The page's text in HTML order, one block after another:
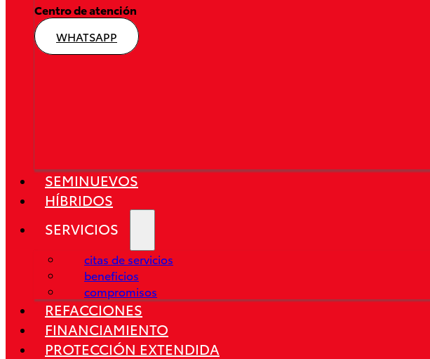
Centro de atención
WHATSAPP
SEMINUEVOS
HÍBRIDOS
SERVICIOS
citas de servicios
beneficios
compromisos
REFACCIONES
FINANCIAMIENTO
PROTECCIÓN EXTENDIDA